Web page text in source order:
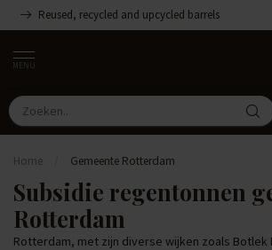
Reused, recycled and upcycled barrels
MENU
Home Gemeente Rotterdam
Subsidie regentonnen
Rotterdam
Rotterdam, met zijn diverse wijken zoals Botlek